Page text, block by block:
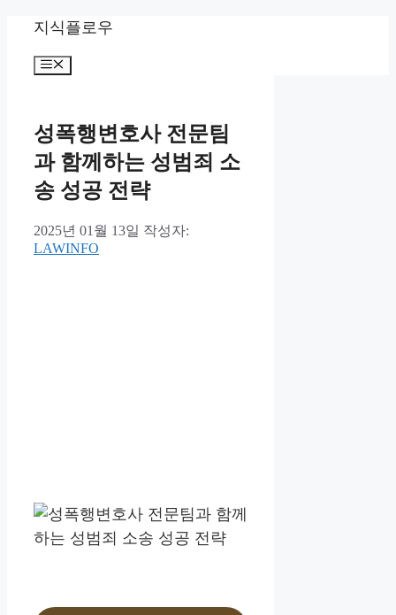
지식플로우
메
성폭행변호사 전문팀
과 함께하는 성범죄 소
송 성공 전략
2025년 01월 13일 작성자:
LAWINFO